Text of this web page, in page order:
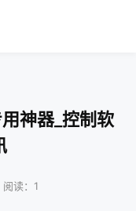
神器_控制软
读：1